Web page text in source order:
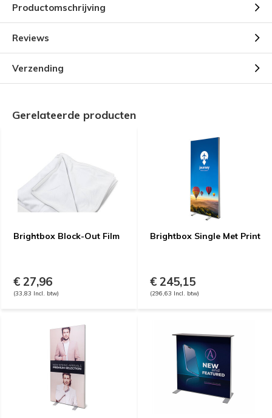
Productomschrijving
Reviews
Verzending
Gerelateerde producten
Brightbox Block-Out Film
€ 27,96
(33,83 Incl. btw)
Brightbox Single Met Print
€ 245,15
(296,63 Incl. btw)